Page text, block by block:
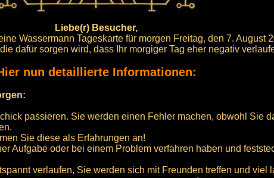
Liebe(r) Besucher,
Wassermann Tageskarte für morgen Freitag, den 7. August
dafür sorgen wird, dass Ihr morgiger Tag eher negativ
nun detaillierte Informationen:
passieren. Sie werden einen Fehler machen, obwohl Sie
Sie diese als Erfahrungen an!
Aufgabe oder bei einem Problem verfahren haben und
verlaufen, Sie werden sich mit Freunden treffen und viel